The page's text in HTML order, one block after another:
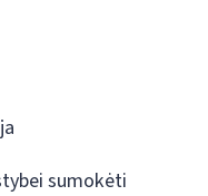
sumokėti